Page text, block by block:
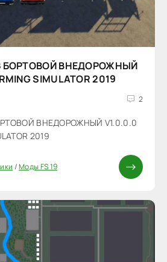
БОРТОВОЙ ВНЕДОРОЖНЫЙ
SIMULATOR 2019
2
ВНЕДОРОЖНЫЙ V1.0.0.0
2019
/Моды FS 19